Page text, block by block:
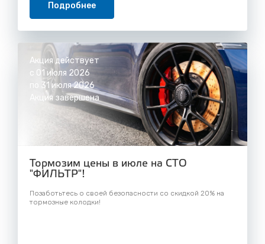
Подробнее
Акция действует
с 01 июля 2026
по 31 июля 2026
Акция завершена
Тормозим цены в июле на СТО
"ФИЛЬТР"!
Позаботьтесь о своей безопасности со скидкой 20% на
тормозные колодки!